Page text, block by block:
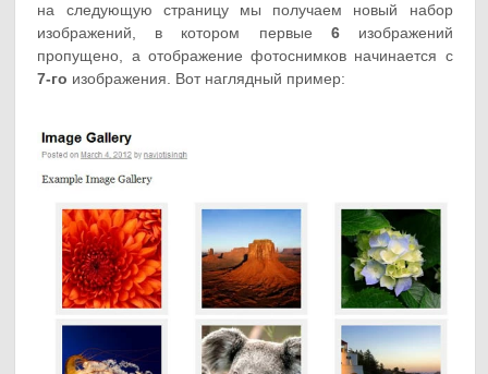
на следующую страницу мы получаем новый набор
изображений, в котором первые 6изображений
пропущено, а отображение фотоснимков начинается с
7-го изображения. Вот наглядный пример: